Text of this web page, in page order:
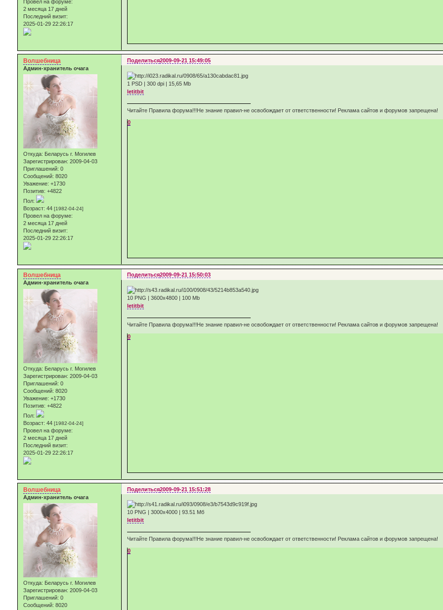
Провел на форуме:
2 месяца 17 дней
Последний визит:
2025-01-29 22:26:17
Поделиться2009-09-21 15:49:05
Волшебница
Админ-хранитель очага
Откуда: Беларусь г. Могилев
Зарегистрирован: 2009-04-03
Приглашений: 0
Сообщений: 8020
Уважение: +1730
Позитив: +4822
Пол:
Возраст: 44 [1982-04-24]
Провел на форуме:
2 месяца 17 дней
Последний визит:
2025-01-29 22:26:17
1 PSD | 300 dpi | 15,65 Mb
letitbit
Читайте Правила форума!!!Не знание правил-не освобождает от ответственности! Реклама сайтов и форумов запрещена!
0
Поделиться2009-09-21 15:50:03
Волшебница
Админ-хранитель очага
Откуда: Беларусь г. Могилев
Зарегистрирован: 2009-04-03
Приглашений: 0
Сообщений: 8020
Уважение: +1730
Позитив: +4822
Пол:
Возраст: 44 [1982-04-24]
Провел на форуме:
2 месяца 17 дней
Последний визит:
2025-01-29 22:26:17
10 PNG | 3600x4800 | 100 Мb
letitbit
Читайте Правила форума!!!Не знание правил-не освобождает от ответственности! Реклама сайтов и форумов запрещена!
0
Поделиться2009-09-21 15:51:28
Волшебница
Админ-хранитель очага
Откуда: Беларусь г. Могилев
Зарегистрирован: 2009-04-03
Приглашений: 0
Сообщений: 8020
10 PNG | 3000x4000 | 93.51 Мб
letitbit
Читайте Правила форума!!!Не знание правил-не освобождает от ответственности! Реклама сайтов и форумов запрещена!
0